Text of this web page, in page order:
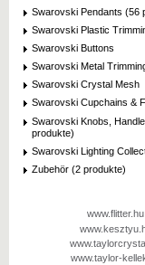
Swarovski Pendants (56
Swarovski Plastic
Swarovski Buttons
Swarovski Metal
Swarovski Crystal Mesh
Swarovski Cupchains &
Swarovski Knobs,
produkte)
Swarovski Lighting
Zubehör (2 produkte)
www.flitter.hu
www.taylor-